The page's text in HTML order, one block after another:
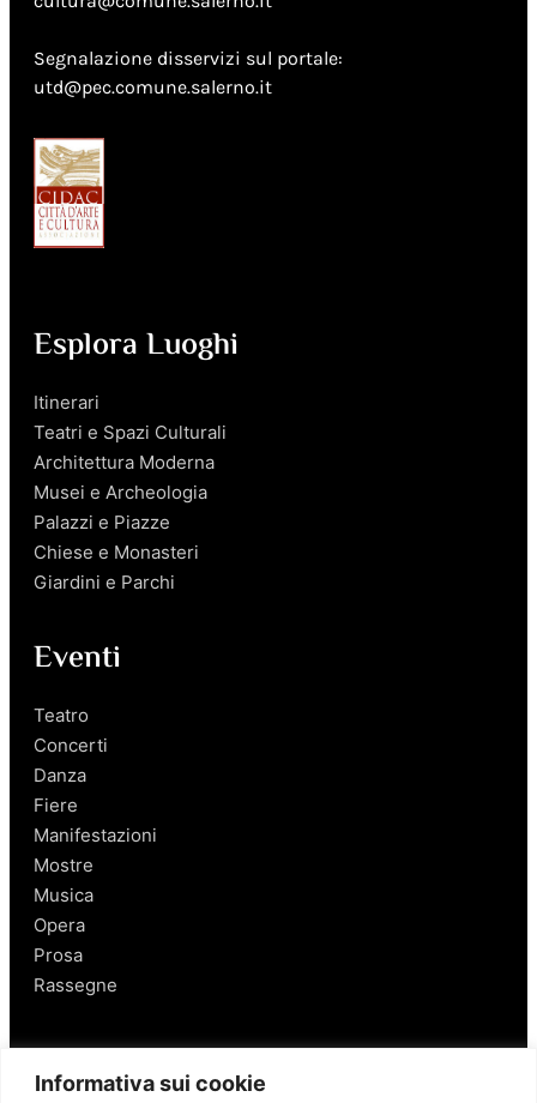
Informativa sui cookie
Segnalazione disservizi sul portale:
utd@pec.comune.salerno.it
Esplora Luoghi
Itinerari
Teatri e Spazi Culturali
Architettura Moderna
Musei e Archeologia
Palazzi e Piazze
Chiese e Monasteri
Giardini e Parchi
Eventi
Teatro
Concerti
Danza
Fiere
Manifestazioni
Mostre
Musica
Opera
Prosa
Rassegne
Salerno